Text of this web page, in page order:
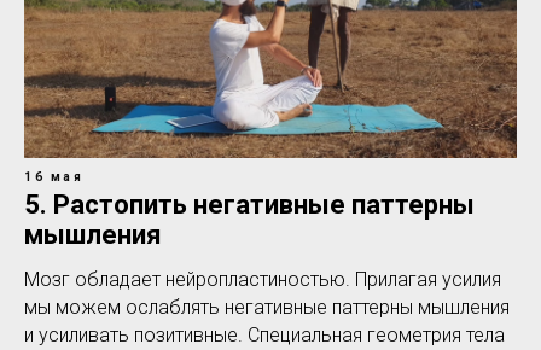
16 мая
5. Растопить негативные паттерны
мышления
Мозг обладает нейропластиностью. Прилагая усилия
мы можем ослаблять негативные паттерны мышления
и усиливать позитивные. Специальная геометрия тела